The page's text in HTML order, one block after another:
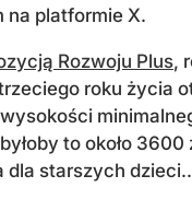
na platformie X.
Rozwoju Plus,
roku życia
to około 3600
dla starszych